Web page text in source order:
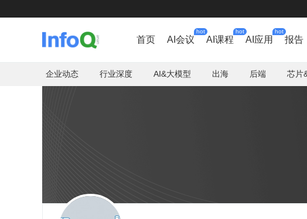
首页 AI会议
hot
AI课程
hot
AI应用
hot
报告
企业动态 行业深度 AI&大模型 出海 后端 芯片